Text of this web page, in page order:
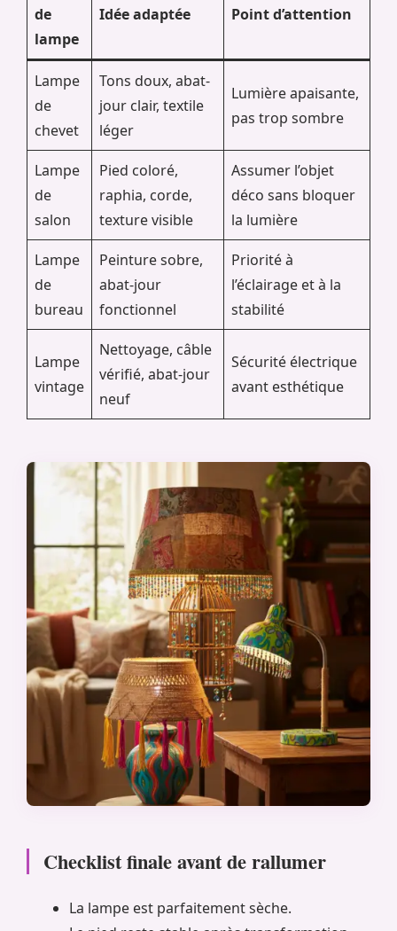
de
lampe
Idée adaptée Point d’attention
Lampe
de
chevet
Tons doux, abat-
jour clair, textile
léger
Lumière apaisante,
pas trop sombre
Lampe
de
salon
Pied coloré,
raphia, corde,
texture visible
Assumer l’objet
déco sans bloquer
la lumière
Lampe
de
bureau
Peinture sobre,
abat-jour
fonctionnel
Priorité à
l’éclairage et à la
stabilité
Lampe
vintage
Nettoyage, câble
vérifié, abat-jour
neuf
Sécurité électrique
avant esthétique
Checklist finale avant de rallumer
La lampe est parfaitement sèche.